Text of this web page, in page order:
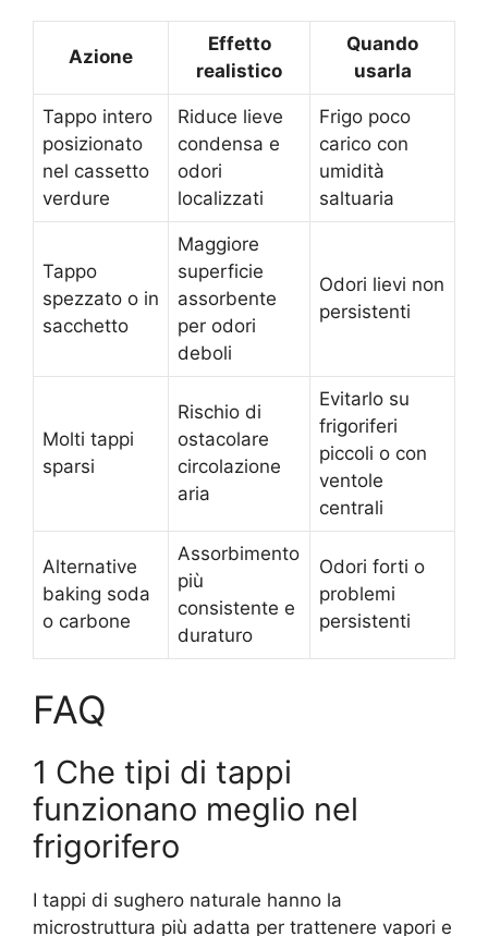
Azione
Effetto
realistico
Quando
usarla
Tappo intero
posizionato
nel cassetto
verdure
Riduce lieve
condensa e
odori
localizzati
Frigo poco
carico con
umidità
saltuaria
Tappo
spezzato o in
sacchetto
Maggiore
superficie
assorbente
per odori
deboli
Odori lievi non
persistenti
Molti tappi
sparsi
Rischio di
ostacolare
circolazione
aria
Evitarlo su
frigoriferi
piccoli o con
ventole
centrali
Alternative
baking soda
o carbone
Assorbimento
più
consistente e
duraturo
Odori forti o
problemi
persistenti
FAQ
1 Che tipi di tappi
funzionano meglio nel
frigorifero
I tappi di sughero naturale hanno la
microstruttura più adatta per trattenere vapori e